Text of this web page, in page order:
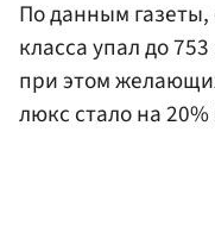
По данным газеты,
класса упал до
при этом
люкс стало на